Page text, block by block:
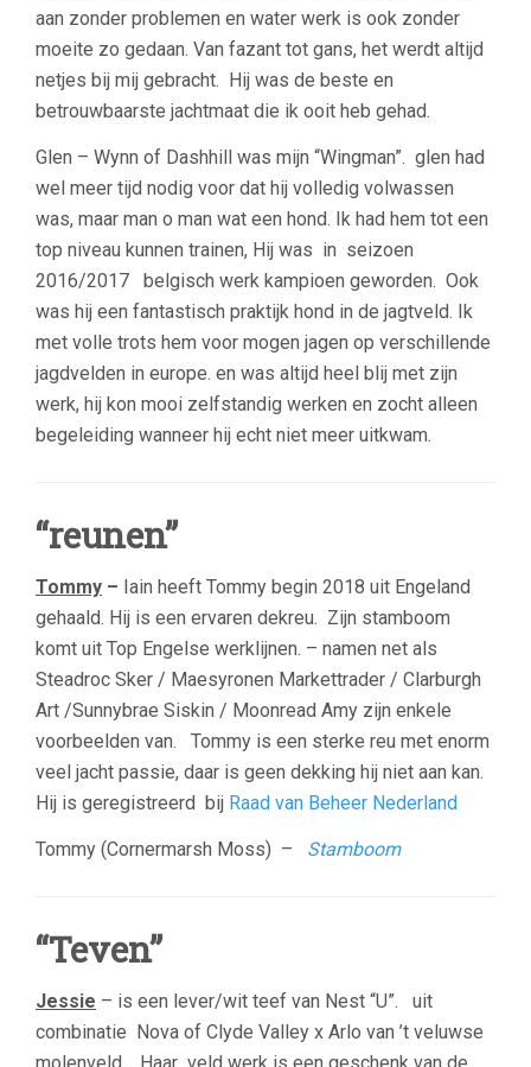
aan zonder problemen en water werk is ook zonder
moeite zo gedaan. Van fazant tot gans, het werdt altijd
netjes bij mij gebracht. Hij was de beste en
betrouwbaarste jachtmaat die ik ooit heb gehad.
Glen – Wynn of Dashhill was mijn “Wingman”. glen had
wel meer tijd nodig voor dat hij volledig volwassen
was, maar man o man wat een hond. Ik had hem tot een
top niveau kunnen trainen, Hij was in seizoen
2016/2017 belgisch werk kampioen geworden. Ook
was hij een fantastisch praktijk hond in de jagtveld. Ik
met volle trots hem voor mogen jagen op verschillende
jagdvelden in europe. en was altijd heel blij met zijn
werk, hij kon mooi zelfstandig werken en zocht alleen
begeleiding wanneer hij echt niet meer uitkwam.
“reunen”
Tommy – Iain heeft Tommy begin 2018 uit Engeland
gehaald. Hij is een ervaren dekreu. Zijn stamboom
komt uit Top Engelse werklijnen. – namen net als
Steadroc Sker / Maesyronen Markettrader / Clarburgh
Art /Sunnybrae Siskin / Moonread Amy zijn enkele
voorbeelden van. Tommy is een sterke reu met enorm
veel jacht passie, daar is geen dekking hij niet aan kan.
Hij is geregistreerd bij Raad van Beheer Nederland
Tommy (Cornermarsh Moss) – Stamboom
“Teven”
Jessie – is een lever/wit teef van Nest “U”. uit
combinatie Nova of Clyde Valley x Arlo van ’t veluwse